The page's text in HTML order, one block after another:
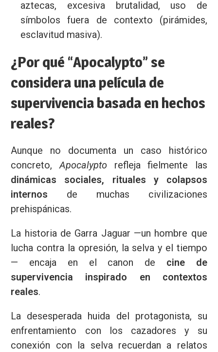
aztecas, excesiva brutalidad, uso de
símbolos fuera de contexto (pirámides,
esclavitud masiva).
¿Por qué “Apocalypto” se
considera una película de
supervivencia basada en hechos
reales?
Aunque no documenta un caso histórico
concreto,Apocalyptorefleja fielmente las
dinámicas sociales, rituales y colapsos
internos de muchas civilizaciones
prehispánicas.
La historia de Garra Jaguar —un hombre que
lucha contra la opresión, la selva y el tiempo
— encaja en el canon de cine de
supervivencia inspirado en contextos
reales.
La desesperada huida del protagonista, su
enfrentamiento con los cazadores y su
conexión con la selva recuerdan a relatos